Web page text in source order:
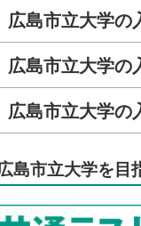
広島市立大学の
広島市立大学の
広島市立大学の
島市立大学を